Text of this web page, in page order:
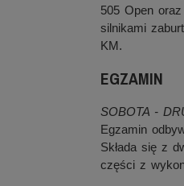
505 Open
silnikami
KM.
EGZAMIN
SOBOTA -
Egzamin
Składa się z
części z